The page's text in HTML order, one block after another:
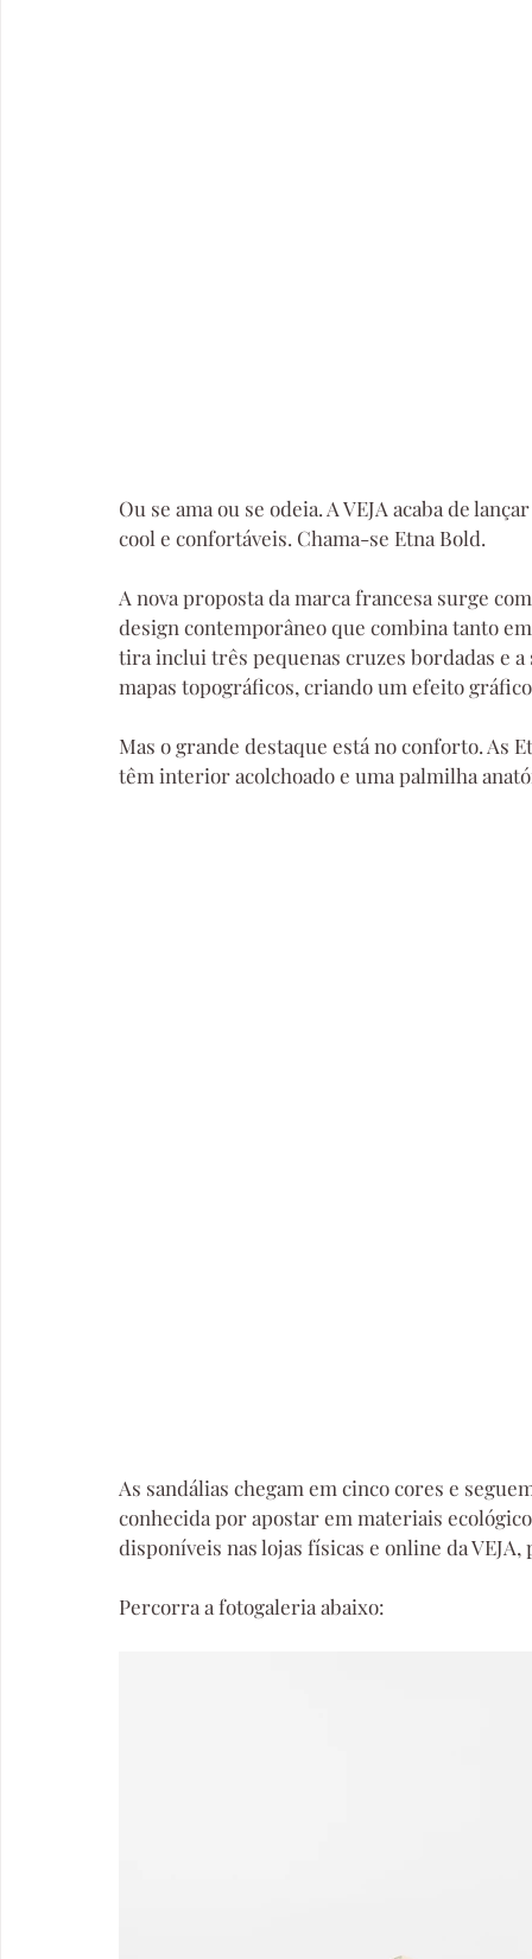
Ou se ama ou se odeia. A VEJA acaba de
cool e confortáveis. Chama-se Etna Bold.
A nova proposta da marca francesa surge
design contemporâneo que combina tanto
tira inclui três pequenas cruzes bordadas e
mapas topográficos, criando um efeito
Mas o grande destaque está no conforto. As
têm interior acolchoado e uma palmilha
As sandálias chegam em cinco cores e
conhecida por apostar em materiais
disponíveis nas lojas físicas e online da VEJA,
Percorra a fotogaleria abaixo: